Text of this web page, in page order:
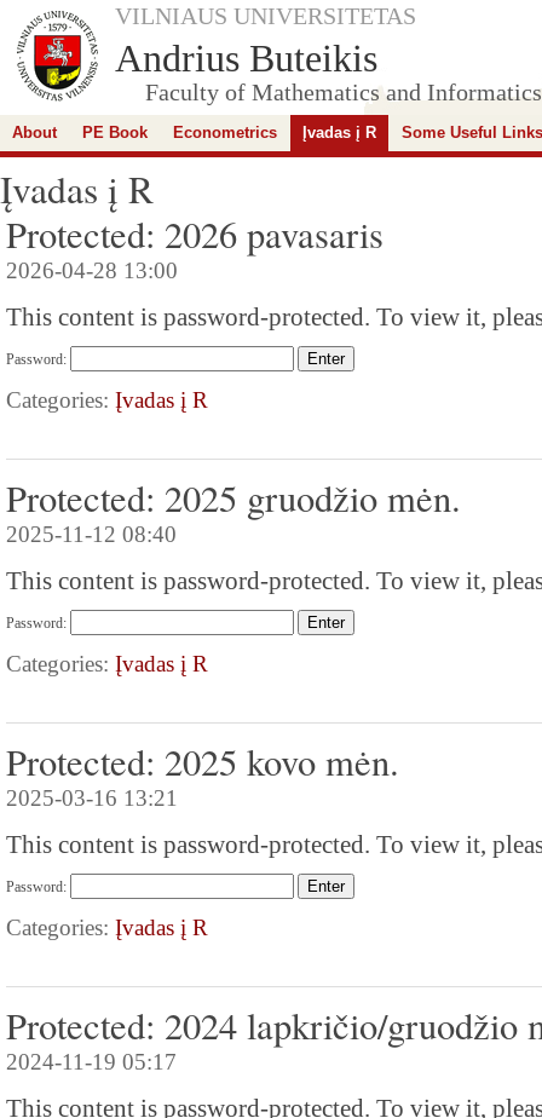
VILNIAUS UNIVERSITETAS
Andrius Buteikis
Faculty of Mathematics and
About PE Book Econometrics Įvadas į R Some Useful Links
Įvadas į R
Protected: 2026 pavasaris
2026-04-28 13:00
This content is password-protected. To view it,
Password:
Categories: Įvadas į R
Protected: 2025 gruodžio mėn.
2025-11-12 08:40
This content is password-protected. To view it,
Password:
Categories: Įvadas į R
Protected: 2025 kovo mėn.
2025-03-16 13:21
This content is password-protected. To view it,
Password:
Categories: Įvadas į R
Protected: 2024 lapkričio/gruodžio
2024-11-19 05:17
This content is password-protected. To view it,